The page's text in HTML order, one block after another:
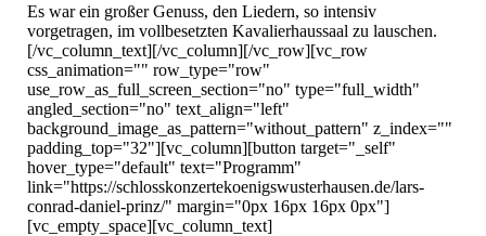
Es war ein großer Genuss, den Liedern, so intensiv
vorgetragen, im vollbesetzten Kavalierhaussaal zu lauschen.
[/vc_column_text][/vc_column][/vc_row][vc_row
css_animation="" row_type="row"
use_row_as_full_screen_section="no" type="full_width"
angled_section="no" text_align="left"
background_image_as_pattern="without_pattern" z_index=""
padding_top="32"][vc_column][button target="_self"
hover_type="default" text="Programm"
link="https://schlosskonzertekoenigswusterhausen.de/lars-
conrad-daniel-prinz/" margin="0px 16px 16px 0px"]
[vc_empty_space][vc_column_text]